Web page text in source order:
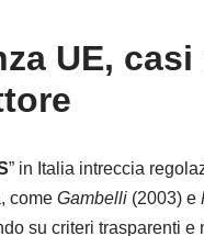
UE,
” in Italia intreccia
come Gambelli(2003) e
su criteri trasparenti